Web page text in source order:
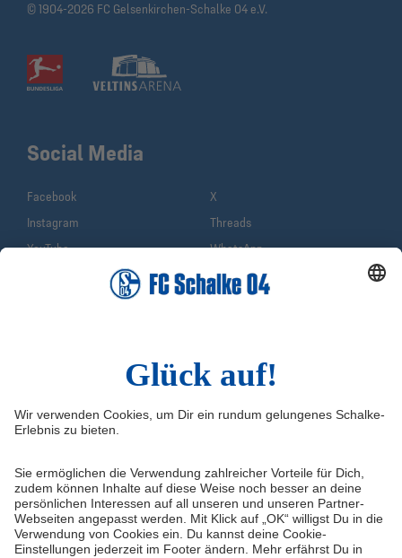
© 1904-2026 FC Gelsenkirchen-Schalke 04 e.V.
Service & Kontakt
Erklärung zur Barrierefreiheit
Medienportal
Datenschutz
Haftungsausschluss
Tickets
VELTINS-Arena
Knappenschmiede
ERWIN buchen
Social Media
Facebook
X
Instagram
Threads
YouTube
WhatsApp
Sina Weibo